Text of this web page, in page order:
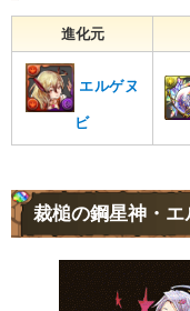
進化元
エルゲヌ
ビ
裁槌の鋼星神・